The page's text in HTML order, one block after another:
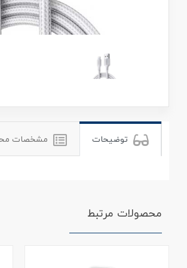
توضیحات مشخصات
محصولات مرتبط